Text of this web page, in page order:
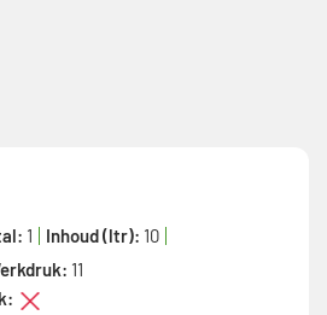
1 Inhoud (ltr): 10
11